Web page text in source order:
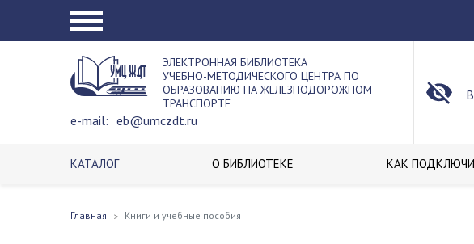
ЭЛЕКТРОННАЯ БИБЛИОТЕКА
УЧЕБНО-МЕТОДИЧЕСКОГО ЦЕНТРА ПО
ОБРАЗОВАНИЮ НА ЖЕЛЕЗНОДОРОЖНОМ
ТРАНСПОРТЕ
e-mail: eb@umczdt.ru
КАТАЛОГ О БИБЛИОТЕКЕ КАК
Главная Книги и учебные пособия